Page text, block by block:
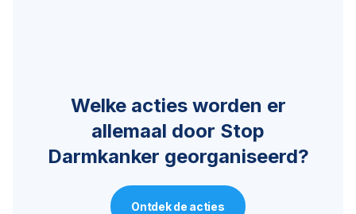
Welke acties worden er
allemaal door Stop
Darmkanker georganiseerd?
Ontdek de acties